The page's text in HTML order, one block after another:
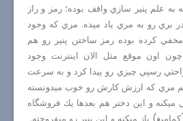
علم پنير سازي واقف بوده؛ رمز و راز
بري رو به مري ياد ميده. مري كه وجود
كرده بوده رمز ساختن پنير رو هم
اون موقع مثل الان اينترنت وجود
رسپي چيزي رو پيدا كرد و به سرعت
مري كه ارزش كارش رو خوب ميدونسته
و اين دختر هم بعدها يك فروشگاه